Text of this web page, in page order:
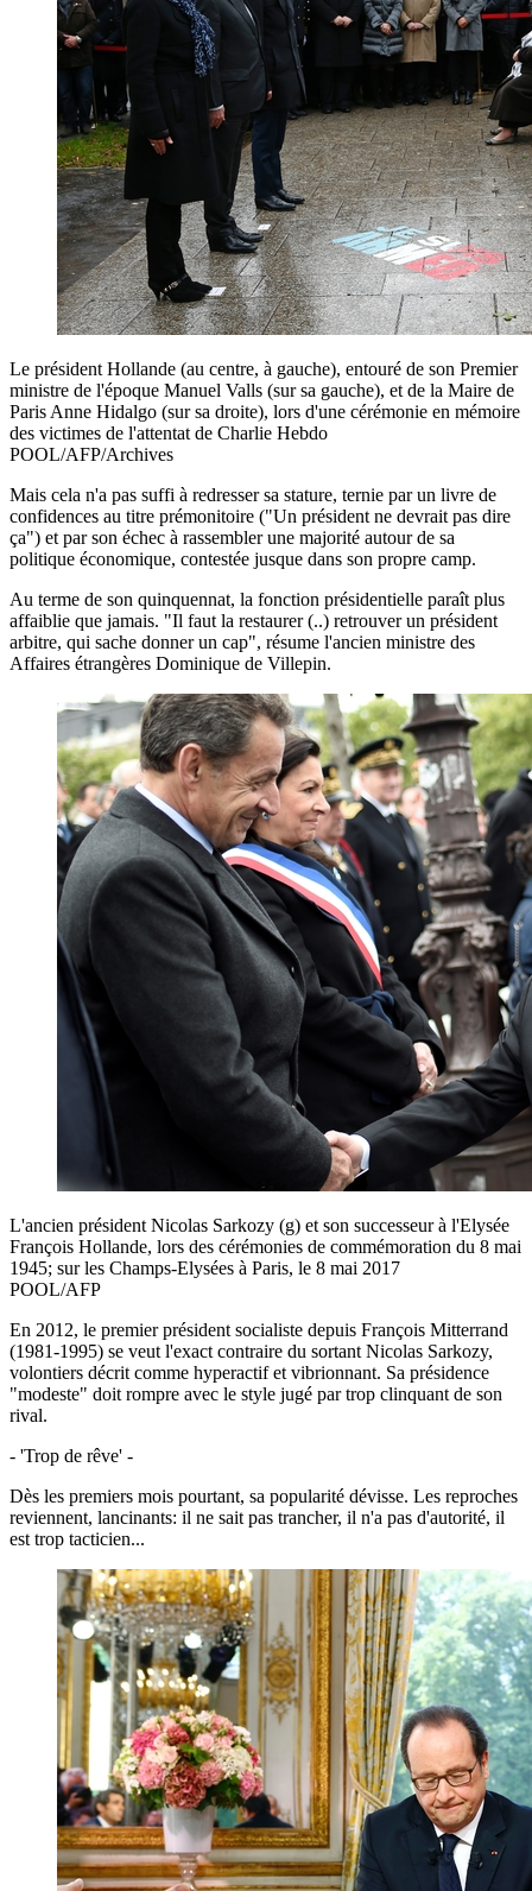
Le président Hollande (au centre, à gauche), entouré de son Premier
ministre de l'époque Manuel Valls (sur sa gauche), et de la Maire de
Paris Anne Hidalgo (sur sa droite), lors d'une cérémonie en mémoire
des victimes de l'attentat de Charlie Hebdo
POOL/AFP/Archives
Mais cela n'a pas suffi à redresser sa stature, ternie par un livre de
confidences au titre prémonitoire ("Un président ne devrait pas dire
ça") et par son échec à rassembler une majorité autour de sa
politique économique, contestée jusque dans son propre camp.
Au terme de son quinquennat, la fonction présidentielle paraît plus
affaiblie que jamais. "Il faut la restaurer (..) retrouver un président
arbitre, qui sache donner un cap", résume l'ancien ministre des
Affaires étrangères Dominique de Villepin.
L'ancien président Nicolas Sarkozy (g) et son successeur à l'Elysée
François Hollande, lors des cérémonies de commémoration du 8 mai
1945; sur les Champs-Elysées à Paris, le 8 mai 2017
POOL/AFP
En 2012, le premier président socialiste depuis François Mitterrand
(1981-1995) se veut l'exact contraire du sortant Nicolas Sarkozy,
volontiers décrit comme hyperactif et vibrionnant. Sa présidence
"modeste" doit rompre avec le style jugé par trop clinquant de son
rival.
- 'Trop de rêve' -
Dès les premiers mois pourtant, sa popularité dévisse. Les reproches
reviennent, lancinants: il ne sait pas trancher, il n'a pas d'autorité, il
est trop tacticien...